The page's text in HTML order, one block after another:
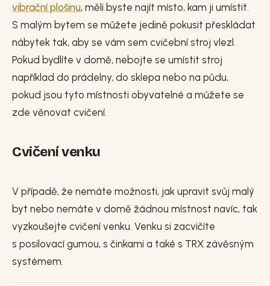
vibrační plošinu, měli byste najít místo, kam ji umístit.
S malým bytem se můžete jedině pokusit přeskládat
nábytek tak, aby se vám sem cvičební stroj vlezl.
Pokud bydlíte v domě, nebojte se umístit stroj
například do prádelny, do sklepa nebo na půdu,
pokud jsou tyto místnosti obyvatelné a můžete se
zde věnovat cvičení.
Cvičení venku
V případě, že nemáte možnosti, jak upravit svůj malý
byt nebo nemáte v domě žádnou místnost navíc, tak
vyzkoušejte cvičení venku. Venku si zacvičíte
s posilovací gumou, s činkami a také s TRX závěsným
systémem.